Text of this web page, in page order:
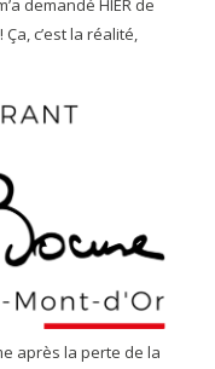
demandé HIER de
c’est la réalité,
après la perte de la